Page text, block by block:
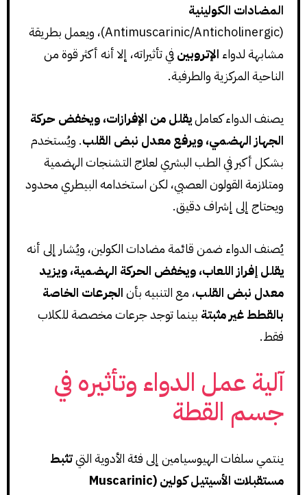
المضادات الكولينية
(Antimuscarinic/Anticholinergic)، ويعمل بطريقة
مشابهة لدواء الإتروبينفي تأثيراته، إلا أنه أكثر قوة من
الناحية المركزية والطرفية.
يصنف الدواء كعامليقلل من الإفرازات، ويخفض حركة
الجهاز الهضمي، ويرفع معدل نبض القلب. ويُستخدم
بشكل أكبر في الطب البشري لعلاج التشنجات الهضمية
ومتلازمة القولون العصبي، لكن استخدامه البيطري محدود
ويحتاج إلى إشراف دقيق.
يُصنف الدواء ضمن قائمة مضادات الكولين، ويُشار إلى أنه
يقلل إفراز اللعاب، ويخفض الحركة الهضمية، ويزيد
معدل نبض القلب، مع التنبيه بأنالجرعات الخاصة
بالقطط غير مثبتة بينما توجد جرعات مخصصة للكلاب
فقط.
آلية عمل الدواء وتأثيره في
جسم القطة
ينتمي سلفات الهيوسيامين إلى فئة الأدوية التيتثبط
مستقبلات الأسيتيل كولين (Muscarinic